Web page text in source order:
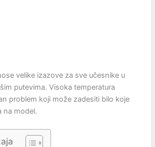
velike izazove za sve učesnike u
putevima. Visoka temperatura
problem koji može zadesiti bilo koje
na model.